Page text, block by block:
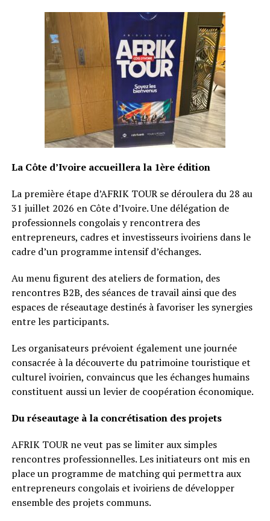
La Côte d’Ivoire accueillera la 1ère édition
La première étape d’AFRIK TOUR se déroulera du 28 au
31 juillet 2026 en Côte d’Ivoire. Une délégation de
professionnels congolais y rencontrera des
entrepreneurs, cadres et investisseurs ivoiriens dans le
cadre d’un programme intensif d’échanges.
Au menu figurent des ateliers de formation, des
rencontres B2B, des séances de travail ainsi que des
espaces de réseautage destinés à favoriser les synergies
entre les participants.
Les organisateurs prévoient également une journée
consacrée à la découverte du patrimoine touristique et
culturel ivoirien, convaincus que les échanges humains
constituent aussi un levier de coopération économique.
Du réseautage à la concrétisation des projets
AFRIK TOUR ne veut pas se limiter aux simples
rencontres professionnelles. Les initiateurs ont mis en
place un programme de matching qui permettra aux
entrepreneurs congolais et ivoiriens de développer
ensemble des projets communs.